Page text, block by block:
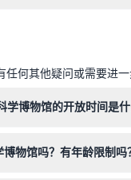
任何其他疑问或需要进
博物馆的开放时间是什
物馆吗？有年龄限制吗